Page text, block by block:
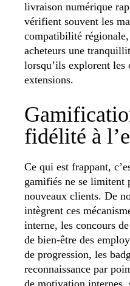
livraison numérique
vérifient souvent les
compatibilité
acheteurs une
lorsqu’ils explorent
extensions.
fidélité à
Ce qui est frappant,
gamifiés ne se limitent
nouveaux clients. De
intègrent ces
interne, les concours
de bien-être des
de progression, les
reconnaissance par
de motivation internes,